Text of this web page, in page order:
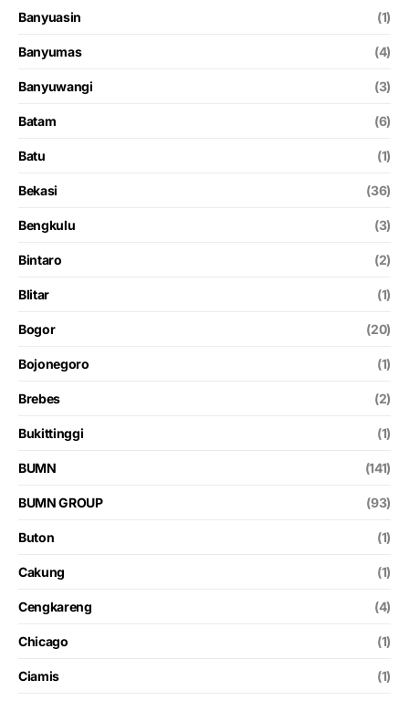
Banyuasin (1)
Banyumas (4)
Banyuwangi (3)
Batam (6)
Batu (1)
Bekasi (36)
Bengkulu (3)
Bintaro (2)
Blitar (1)
Bogor (20)
Bojonegoro (1)
Brebes (2)
Bukittinggi (1)
BUMN (141)
BUMN GROUP (93)
Buton (1)
Cakung (1)
Cengkareng (4)
Chicago (1)
Ciamis (1)